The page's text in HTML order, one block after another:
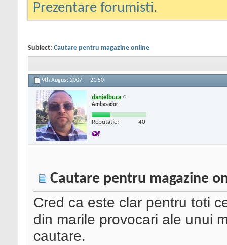
Prezentare forumisti.
Subiect: Cautare pentru magazine online
9th August 2007, 21:50
danielbuca
Ambasador
Reputatie: 40
Cautare pentru magazine
Cred ca este clar pentru toti
din marile provocari ale unui
cautare.